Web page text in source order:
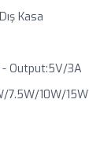
Kasa
Output:5V/3A
7.5W/10W/15W